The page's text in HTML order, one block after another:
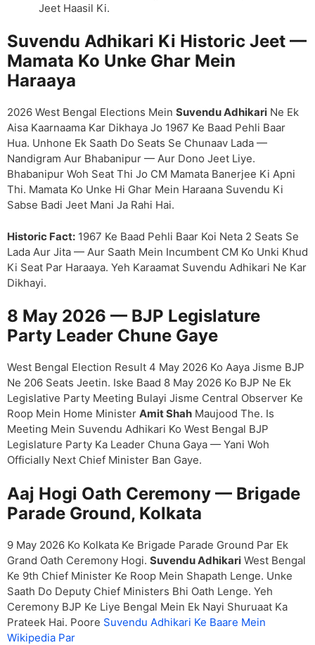
Jeet Haasil Ki.
Suvendu Adhikari Ki Historic Jeet —
Mamata Ko Unke Ghar Mein
Haraaya
2026 West Bengal Elections Mein Suvendu Adhikari Ne Ek
Aisa Kaarnaama Kar Dikhaya Jo 1967 Ke Baad Pehli Baar
Hua. Unhone Ek Saath Do Seats Se Chunaav Lada —
Nandigram Aur Bhabanipur — Aur Dono Jeet Liye.
Bhabanipur Woh Seat Thi Jo CM Mamata Banerjee Ki Apni
Thi. Mamata Ko Unke Hi Ghar Mein Haraana Suvendu Ki
Sabse Badi Jeet Mani Ja Rahi Hai.
Historic Fact: 1967 Ke Baad Pehli Baar Koi Neta 2 Seats Se
Lada Aur Jita — Aur Saath Mein Incumbent CM Ko Unki Khud
Ki Seat Par Haraaya. Yeh Karaamat Suvendu Adhikari Ne Kar
Dikhayi.
8 May 2026 — BJP Legislature
Party Leader Chune Gaye
West Bengal Election Result 4 May 2026 Ko Aaya Jisme BJP
Ne 206 Seats Jeetin. Iske Baad 8 May 2026 Ko BJP Ne Ek
Legislative Party Meeting Bulayi Jisme Central Observer Ke
Roop Mein Home Minister Amit Shah Maujood The. Is
Meeting Mein Suvendu Adhikari Ko West Bengal BJP
Legislature Party Ka Leader Chuna Gaya — Yani Woh
Officially Next Chief Minister Ban Gaye.
Aaj Hogi Oath Ceremony — Brigade
Parade Ground, Kolkata
9 May 2026 Ko Kolkata Ke Brigade Parade Ground Par Ek
Grand Oath Ceremony Hogi. Suvendu Adhikari West Bengal
Ke 9th Chief Minister Ke Roop Mein Shapath Lenge. Unke
Saath Do Deputy Chief Ministers Bhi Oath Lenge. Yeh
Ceremony BJP Ke Liye Bengal Mein Ek Nayi Shuruaat Ka
Prateek Hai. Poore Suvendu Adhikari Ke Baare Mein
Wikipedia Par